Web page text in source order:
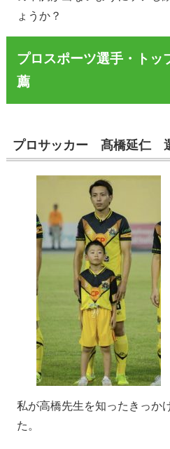
ょうか？
プロスポーツ選手・トッ
薦
プロサッカー 髙橋延仁
私が高橋先生を知ったきっか
た。